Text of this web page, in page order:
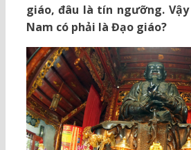
giáo, đâu là tín ngưỡng.
Nam có phải là Đạo giáo?